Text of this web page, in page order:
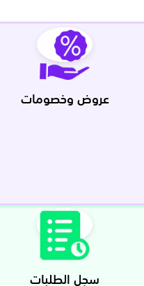
عروض وخصومات
سجل الطلبات